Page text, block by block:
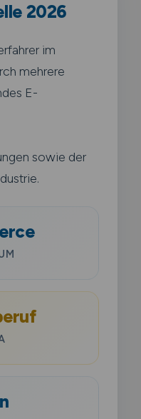
2026
im
mehrere
E-
sowie der